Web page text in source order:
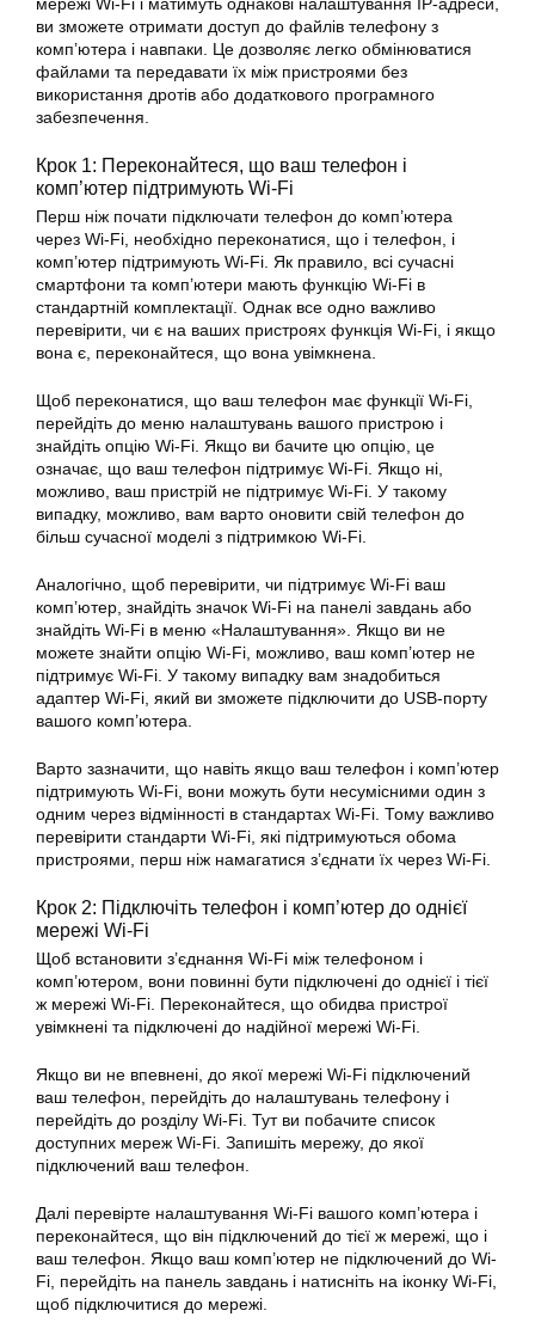
мережі Wi-Fi і матимуть однакові налаштування IP-адреси,
ви зможете отримати доступ до файлів телефону з
комп’ютера і навпаки. Це дозволяє легко обмінюватися
файлами та передавати їх між пристроями без
використання дротів або додаткового програмного
забезпечення.
Крок 1: Переконайтеся, що ваш телефон і
комп’ютер підтримують Wi-Fi
Перш ніж почати підключати телефон до комп’ютера
через Wi-Fi, необхідно переконатися, що і телефон, і
комп’ютер підтримують Wi-Fi. Як правило, всі сучасні
смартфони та комп’ютери мають функцію Wi-Fi в
стандартній комплектації. Однак все одно важливо
перевірити, чи є на ваших пристроях функція Wi-Fi, і якщо
вона є, переконайтеся, що вона увімкнена.
Щоб переконатися, що ваш телефон має функції Wi-Fi,
перейдіть до меню налаштувань вашого пристрою і
знайдіть опцію Wi-Fi. Якщо ви бачите цю опцію, це
означає, що ваш телефон підтримує Wi-Fi. Якщо ні,
можливо, ваш пристрій не підтримує Wi-Fi. У такому
випадку, можливо, вам варто оновити свій телефон до
більш сучасної моделі з підтримкою Wi-Fi.
Аналогічно, щоб перевірити, чи підтримує Wi-Fi ваш
комп’ютер, знайдіть значок Wi-Fi на панелі завдань або
знайдіть Wi-Fi в меню «Налаштування». Якщо ви не
можете знайти опцію Wi-Fi, можливо, ваш комп’ютер не
підтримує Wi-Fi. У такому випадку вам знадобиться
адаптер Wi-Fi, який ви зможете підключити до USB-порту
вашого комп’ютера.
Варто зазначити, що навіть якщо ваш телефон і комп’ютер
підтримують Wi-Fi, вони можуть бути несумісними один з
одним через відмінності в стандартах Wi-Fi. Тому важливо
перевірити стандарти Wi-Fi, які підтримуються обома
пристроями, перш ніж намагатися з’єднати їх через Wi-Fi.
Крок 2: Підключіть телефон і комп’ютер до однієї
мережі Wi-Fi
Щоб встановити з’єднання Wi-Fi між телефоном і
комп’ютером, вони повинні бути підключені до однієї і тієї
ж мережі Wi-Fi. Переконайтеся, що обидва пристрої
увімкнені та підключені до надійної мережі Wi-Fi.
Якщо ви не впевнені, до якої мережі Wi-Fi підключений
ваш телефон, перейдіть до налаштувань телефону і
перейдіть до розділу Wi-Fi. Тут ви побачите список
доступних мереж Wi-Fi. Запишіть мережу, до якої
підключений ваш телефон.
Далі перевірте налаштування Wi-Fi вашого комп’ютера і
переконайтеся, що він підключений до тієї ж мережі, що і
ваш телефон. Якщо ваш комп’ютер не підключений до Wi-
Fi, перейдіть на панель завдань і натисніть на іконку Wi-Fi,
щоб підключитися до мережі.